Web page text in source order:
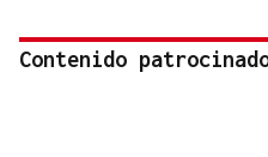
Contenido